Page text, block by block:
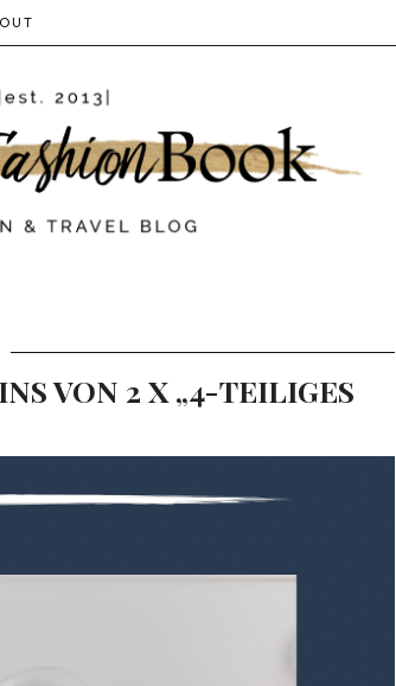
VON 2 X „4-TEILIGES